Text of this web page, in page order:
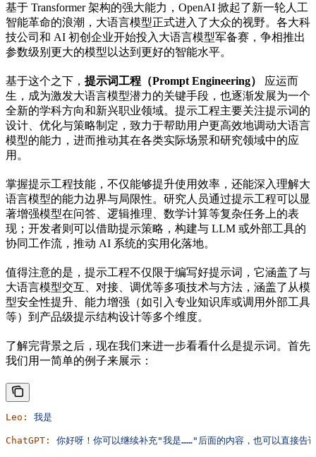
基于 Transformer 架构的强大能力，OpenAI 掀起了新一轮人工
智能革命的浪潮，大语言模型正式进入了大众的视野。各大科
技公司和 AI 初创企业开始投入大语言模型军备赛，争相推出
参数级别更大的模型以达到更好的智能水平。
基于这个之下， 提示词工程（Prompt Engineering）
应运而
生，成为激发大语言模型潜力的关键手段，也逐渐发展为一个
全新的学科方向和新兴职业领域。提示工程主要关注提示词的
设计、优化与策略制定，致力于帮助用户更高效地调动大语言
模型的能力，进而推动其在各类实际场景和研究领域中的应
用。
掌握提示工程技能，不仅能够提升使用效率，还能深入理解大
语言模型的能力边界与局限性。研究人员通过提示工程可以显
著增强模型在问答、逻辑推理、数学计算等复杂任务上的表
现；开发者则可以借助提示策略，构建与 LLM 或外部工具的
协同工作流，推动 AI 系统的实用化落地。
值得注意的是，提示工程不仅限于编写好提示词，它涵盖了与
大语言模型交互、对接、调优等多项技术与方法，涵盖了从模
型安全性提升、能力增强（如引入专业知识库或调用外部工具
等）到产品级提示结构设计等多个维度。
了解完背景之后，现在我们来进一步看看什么是提示词。首先
我们用一简单的例子来展示：
Leo: 我是
ChatGPT: 你好呀！你可以继续补充"我是……"后面的内容，也可以直接告